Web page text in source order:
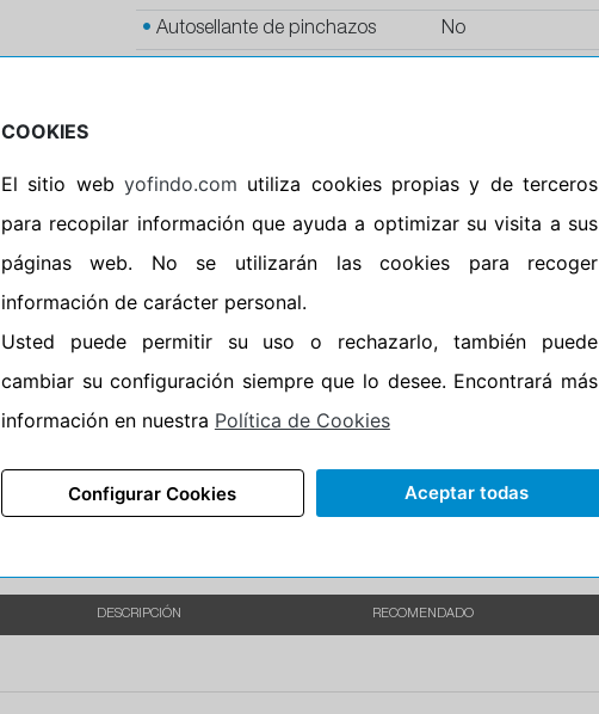
• Autosellante de pinchazos No
•Banda blanca No
• No
Calidad BUDGET
•P.O.R.
•Oportunidad No
50%
Etiqueta energética
DESCRIPCIÓN RECOMENDADO
COOKIES
El sitio web yofindo.com utiliza cookies propias y de terceros
para recopilar información que ayuda a optimizar su visita a sus
páginas web. No se utilizarán las cookies para recoger
información de carácter personal.
Usted puede permitir su uso o rechazarlo, también puede
cambiar su configuración siempre que lo desee. Encontrará más
información en nuestra Política de Cookies
Configurar Cookies Aceptar todas